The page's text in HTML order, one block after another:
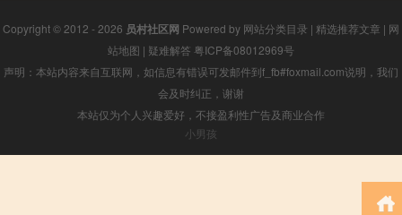
Copyright © 2012 - 2026 员村社区网 Powered by 网站分类目录 | 精选推荐文章 | 网
站地图 | 疑难解答 粤ICP备08012969号
声明：本站内容来自互联网，如信息有错误可发邮件到f_fb#foxmail.com说明，我们
会及时纠正，谢谢
本站仅为个人兴趣爱好，不接盈利性广告及商业合作
小男孩